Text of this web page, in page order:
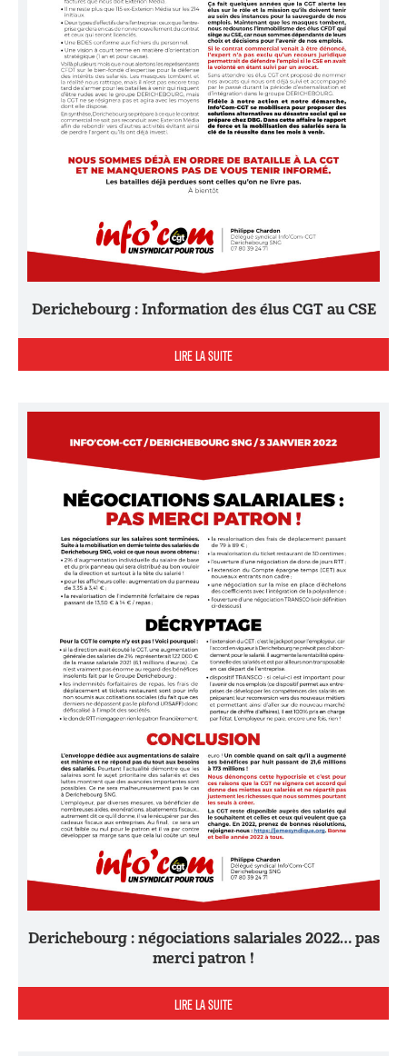
Derichebourg : Information des élus CGT au CSE
LIRE LA SUITE
Derichebourg : négociations salariales 2022… pas
merci patron !
LIRE LA SUITE